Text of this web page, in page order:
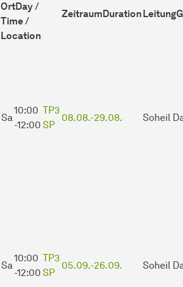
OrtDay /
Time /
Location
ZeitraumDurationLeitung
Sa
10:00
-12:00
TP3
SP
08.08.-29.08. Soheil
Sa
10:00
-12:00
TP3
SP
05.09.-26.09. Soheil